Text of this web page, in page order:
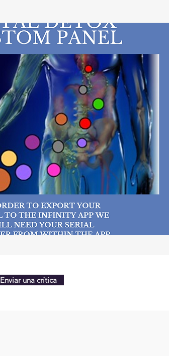
Enviar una crítica